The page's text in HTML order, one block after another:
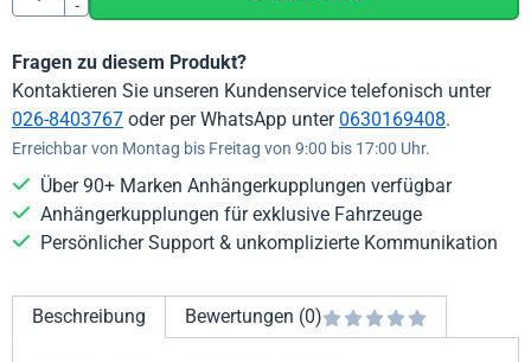
-
Fragen zu diesem Produkt?
Kontaktieren Sie unseren Kundenservice telefonisch unter
026-8403767 oder per WhatsApp unter0630169408.
Erreichbar von Montag bis Freitag von 9:00 bis 17:00 Uhr.
Über 90+ Marken Anhängerkupplungen verfügbar
Anhängerkupplungen für exklusive Fahrzeuge
Persönlicher Support & unkomplizierte Kommunikation
Beschreibung Bewertungen (0)